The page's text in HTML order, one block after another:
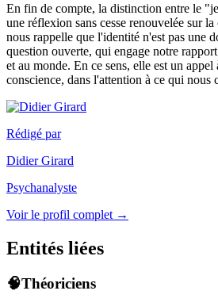
En fin de compte, la distinction entre le
une réflexion sans cesse renouvelée sur
nous rappelle que l'identité n'est pas une
question ouverte, qui engage notre
et au monde. En ce sens, elle est un appel
conscience, dans l'attention à ce qui nous
Rédigé par
Didier Girard
Psychanalyste
Voir le profil complet →
Entités liées
🧠Théoriciens